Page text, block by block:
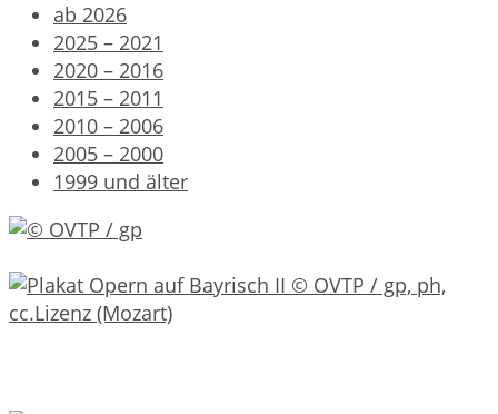
ab 2026
2025 – 2021
2020 – 2016
2015 – 2011
2010 – 2006
2005 – 2000
1999 und älter